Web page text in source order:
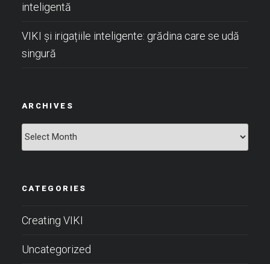
inteligentă
VIKI și irigațiile inteligente: grădina care se udă
singură
ARCHIVES
Archives
CATEGORIES
Creating VIKI
Uncategorized